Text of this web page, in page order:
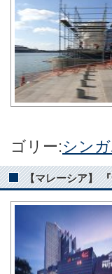
ゴリー:シン
【マレーシア】